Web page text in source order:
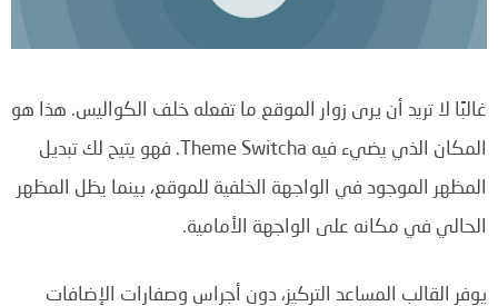
غالبًا لا تريد أن يرى زوار الموقع ما تفعله خلف الكواليس. هذا هو
المكان الذي يضيء فيه Theme Switcha. فهو يتيح لك تبديل
المظهر الموجود في الواجهة الخلفية للموقع، بينما يظل المظهر
الحالي في مكانه على الواجهة الأمامية.
يوفر القالب المساعد التركيز، دون أجراس وصفارات الإضافات